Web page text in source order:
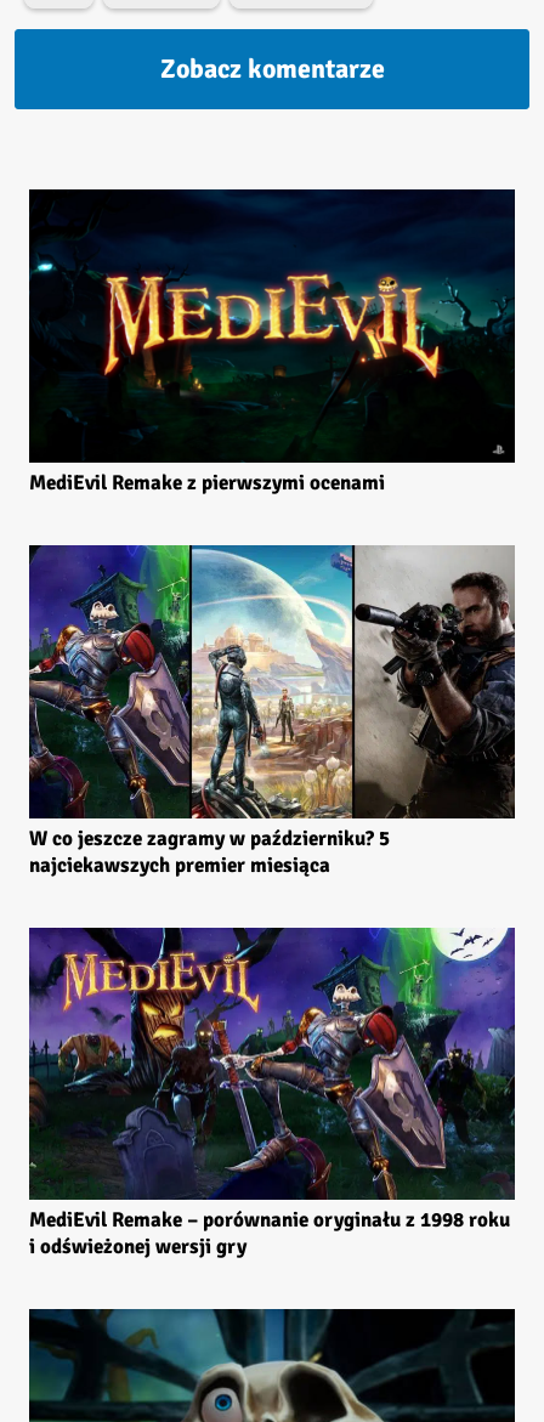
Zobacz komentarze
MediEvil Remake z pierwszymi ocenami
W co jeszcze zagramy w październiku? 5
najciekawszych premier miesiąca
MediEvil Remake – porównanie oryginału z 1998 roku
i odświeżonej wersji gry